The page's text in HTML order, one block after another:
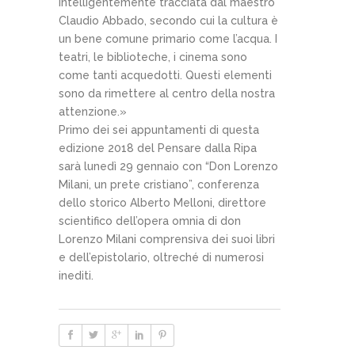
Claudio Abbado, secondo cui la cultura è
un bene comune primario come l’acqua. I
teatri, le biblioteche, i cinema sono
come tanti acquedotti. Questi elementi
sono da rimettere al centro della nostra
attenzione.»
Primo dei sei appuntamenti di questa
edizione 2018 del Pensare dalla Ripa
sarà lunedì 29 gennaio con “Don Lorenzo
Milani, un prete cristiano”, conferenza
dello storico Alberto Melloni, direttore
scientifico dell’opera omnia di don
Lorenzo Milani comprensiva dei suoi libri
e dell’epistolario, oltreché di numerosi
inediti.